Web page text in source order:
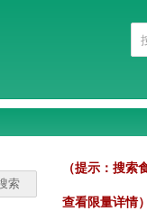
（提示：搜
查看限量详情）